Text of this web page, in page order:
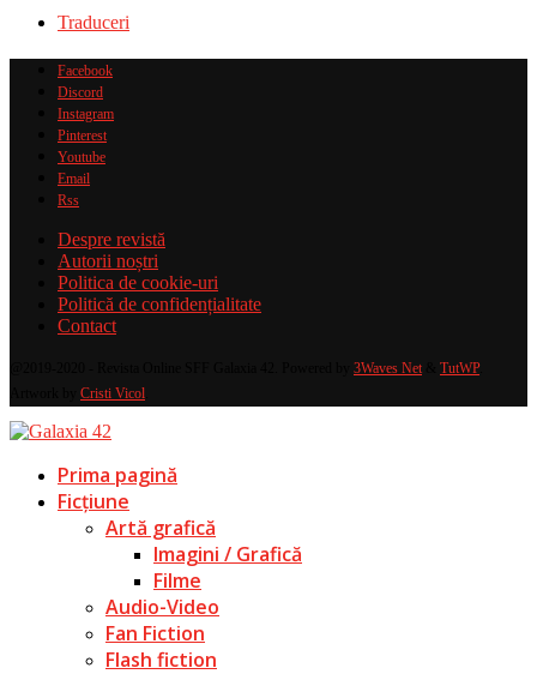
Traduceri
Facebook
Discord
Instagram
Pinterest
Youtube
Email
Rss
Despre revistă
Autorii noștri
Politica de cookie-uri
Politică de confidențialitate
Contact
3Waves Net& TutWP.
Cristi Vicol
Prima pagină
Ficțiune
Artă grafică
Imagini / Grafică
Filme
Audio-Video
Fan Fiction
Flash fiction